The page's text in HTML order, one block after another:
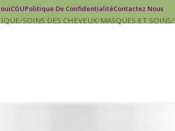
CGUPolitique De ConfidentialitéContactez Nous
SOINS DES CHEVEUX MASQUES ET SOINS